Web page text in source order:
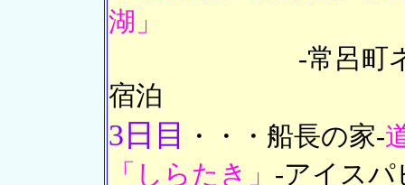
湖」
-常呂町ネイチ
宿泊
3日目 ・・・船長の家-
「しらたき」 -アイスパ